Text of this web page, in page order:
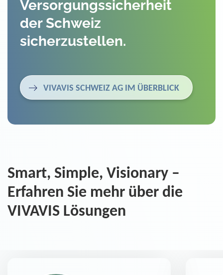
Versorgungssicherheit
der Schweiz
sicherzustellen.
VIVAVIS SCHWEIZ AG IM ÜBERBLICK
Smart, Simple, Visionary –
Erfahren Sie mehr über die
VIVAVIS Lösungen